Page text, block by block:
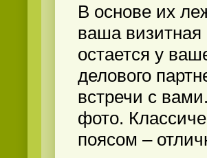
В основе их
ваша визитная
остается у
делового
встречи с
фото.
поясом –